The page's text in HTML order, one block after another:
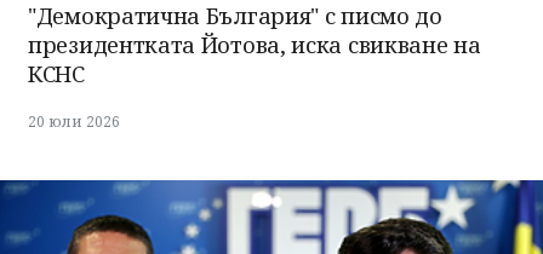
"Демократична България" с писмо до
президентката Йотова, иска свикване на
КСНС
20 юли 2026